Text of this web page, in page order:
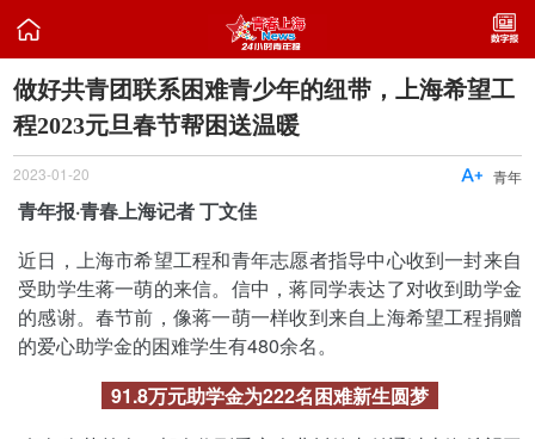

做好共青团联系困难青少年的纽带，上海希望工
程2023元旦春节帮困送温暖
2023-01-20 青年

青年报·青春上海记者 丁文佳
近日，上海市希望工程和青年志愿者指导中心收到一封来自
受助学生蒋一萌的来信。信中，蒋同学表达了对收到助学金
的感谢。春节前，像蒋一萌一样收到来自上海希望工程捐赠
的爱心助学金的困难学生有480余名。
91.8万元助学金为222名困难新生圆梦